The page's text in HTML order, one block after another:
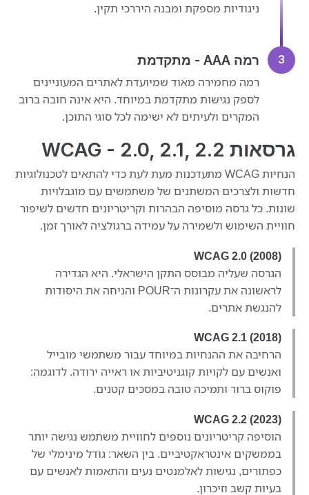
ניגודיות מספקת ומבנה היררכי תקין.
רמה AAA - מתקדמת
רמה מחמירה מאוד שמיועדת לאתרים המעוניינים
לספק נגישות מתקדמת במיוחד. היא אינה חובה ברוב
המקרים ולעיתים לא ישימה לכל סוגי התוכן.
גרסאות WCAG - 2.0, 2.1, 2.2
הנחיות WCAG מתעדכנות מעת לעת כדי להתאים לטכנולוגיות
חדשות ולצרכים המשתנים של משתמשים עם מוגבלויות
שונות. כל גרסה מוסיפה הבהרות וקריטריונים חדשים לשיפור
חוויית השימוש ולשמירה על עמידה ברגולציה לאורך זמן.
WCAG 2.0 (2008)
הגרסה שעליה מבוסס התקן הישראלי. היא הגדירה
לראשונה את עקרונות ה־POUR והניחה את היסודות
להנגשת אתרים.
WCAG 2.1 (2018)
הרחיבה את ההנחיות במיוחד עבור משתמשי מובייל
ואנשים עם לקויות קוגניטיביות או ראייה ירודה. לדוגמה:
פוקוס ברור ותמיכה טובה במסכים קטנים.
WCAG 2.2 (2023)
הוסיפה קריטריונים נוספים לחוויית משתמש נגישה יותר
בממשקים אינטראקטיביים. בין השאר: גודל מינימלי של
כפתורים, נגישות לאלמנטים נעים והתאמות לאנשים עם
בעיות קשב וזיכרון.